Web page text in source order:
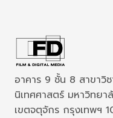
อาคาร 9 ชั้น 8 สาขาวิ
นิเทศศาสตร์ มหาวิทย
เขตจตุจักร กรุงเทพฯ